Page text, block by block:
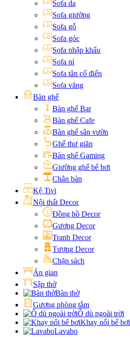
Sofa da
Sofa giường
Sofa gỗ
Sofa góc
Sofa nhập khẩu
Sofa nỉ
Sofa tân cổ điển
Sofa văng
Bàn ghế
Bàn ghế Bar
Bàn ghế Cafe
Bàn ghế sân vườn
Ghế thư giãn
Bàn ghế Gaming
Giường ghế bể bơi
Chân bàn
Kệ Tivi
Nội thất Decor
Đồng hồ Decor
Gương Decor
Tranh Decor
Tượng Decor
Chặn sách
Án gian
Sập thờ
Bàn thờ
Gương phòng tắm
Ô dù ngoài trời
Khay nổi bể bơi
Lavabo